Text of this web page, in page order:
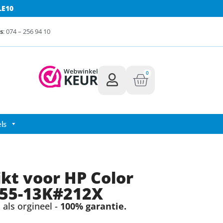
: 074 – 256 94 10
0
voor HP Color
13K#212X
orgineel - 100% garantie.